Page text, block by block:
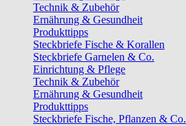
Technik & Zubehör
Ernährung & Gesundheit
Produkttipps
Steckbriefe Fische & Korallen
Steckbriefe Garnelen & Co.
Einrichtung & Pflege
Technik & Zubehör
Ernährung & Gesundheit
Produkttipps
Steckbriefe Fische, Pflanzen & Co.